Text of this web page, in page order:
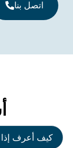
بنا
أسئلة
إذا كانت